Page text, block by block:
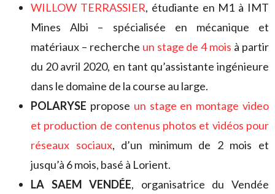
WILLOW TERRASSIER, étudiante en M1 à IMT
Mines Albi – spécialisée en mécanique et
matériaux – recherche un stage de 4 mois à partir
du 20 avril 2020, en tant qu’assistante ingénieure
dans le domaine de la course au large.
POLARYSE propose un stage en montage video
et production de contenus photos et vidéos pour
réseaux sociaux, d’un minimum de 2 mois et
jusqu’à 6 mois, basé à Lorient.
LA SAEM VENDÉE, organisatrice du Vendée